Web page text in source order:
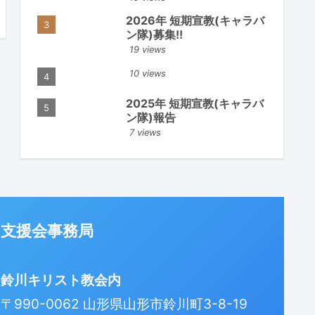
2026年 短期宣教(キャラバ
ン隊)募集!!
19 views
10 views
2025年 短期宣教(キャラバ
ン隊)報告
7 views
支援会事務局
鈴川キリスト教会内
〒990-0062 山形県山形市鈴川町3-8-19